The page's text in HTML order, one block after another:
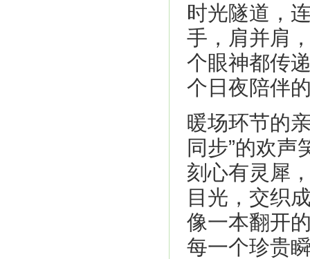
时光隧道，
手，肩并肩
个眼神都传
个日夜陪伴
暖场环节的
同步”的欢
刻心有灵犀
目光，交织
像一本翻开
每一个珍贵